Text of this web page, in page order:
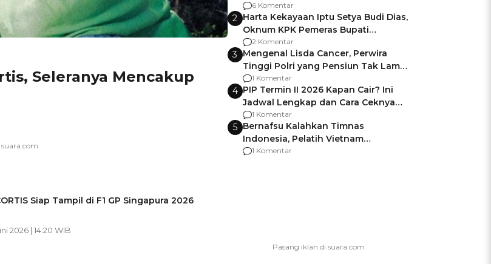
Seleranya Mencakup
Siap Tampil di F1 GP Singapura 2026
2026 | 14:20 WIB
Gagalnya Negara Jamin Keamanan
6 Komentar
2 Harta Kekayaan Iptu Setya Budi Dias,
Oknum KPK Pemeras Bupati
Pemalang
2 Komentar
3 Mengenal Lisda Cancer, Perwira
Tinggi Polri yang Pensiun Tak Lama
Usai Jadi Brigjen
1 Komentar
4 PIP Termin II 2026 Kapan Cair? Ini
Jadwal Lengkap dan Cara Ceknya
agar Dana Tidak Hangus!
1 Komentar
5 Bernafsu Kalahkan Timnas
Indonesia, Pelatih Vietnam
Berencana Pakai Jimat di Pakansari
1 Komentar